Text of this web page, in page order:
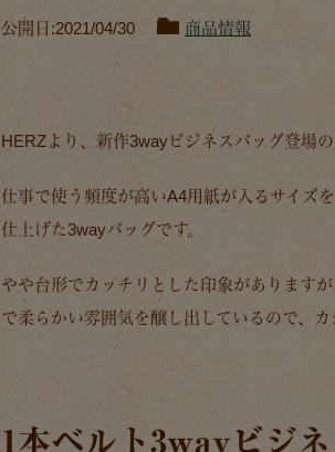
公開日:2021/04/30 商品情報
HERZより、新作3wayビジネスバッグ登場の
仕事で使う頻度が高いA4用紙が入るサイズ
仕上げた3wayバッグです。
やや台形でカッチリとした印象があります
で柔らかい雰囲気を醸し出しているので、カ
1本ベルト3wayビジ